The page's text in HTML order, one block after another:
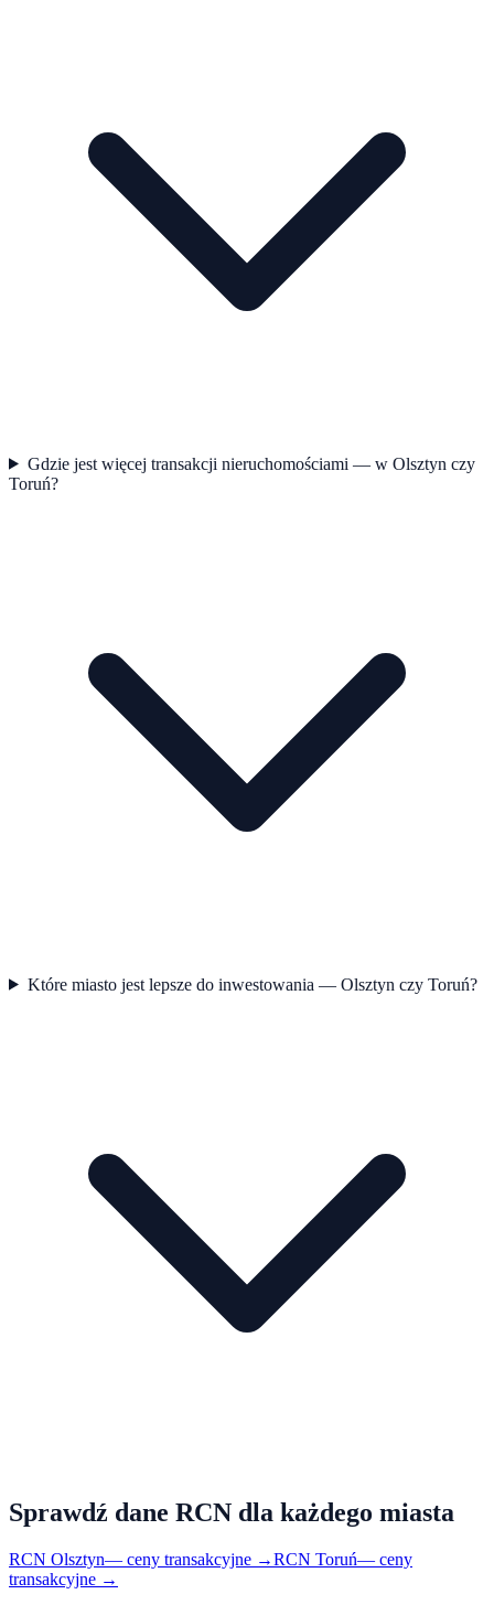
Gdzie jest więcej transakcji nieruchomościami — w Olsztyn czy
Toruń?
Które miasto jest lepsze do inwestowania — Olsztyn czy Toruń?
Sprawdź dane RCN dla każdego miasta
RCN Olsztyn— ceny transakcyjne →RCN Toruń— ceny
transakcyjne →